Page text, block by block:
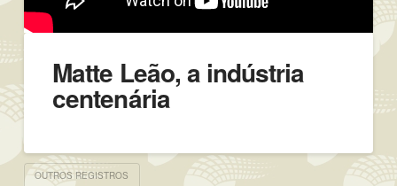
Matte Leão, a indústria
centenária
OUTROS REGISTROS